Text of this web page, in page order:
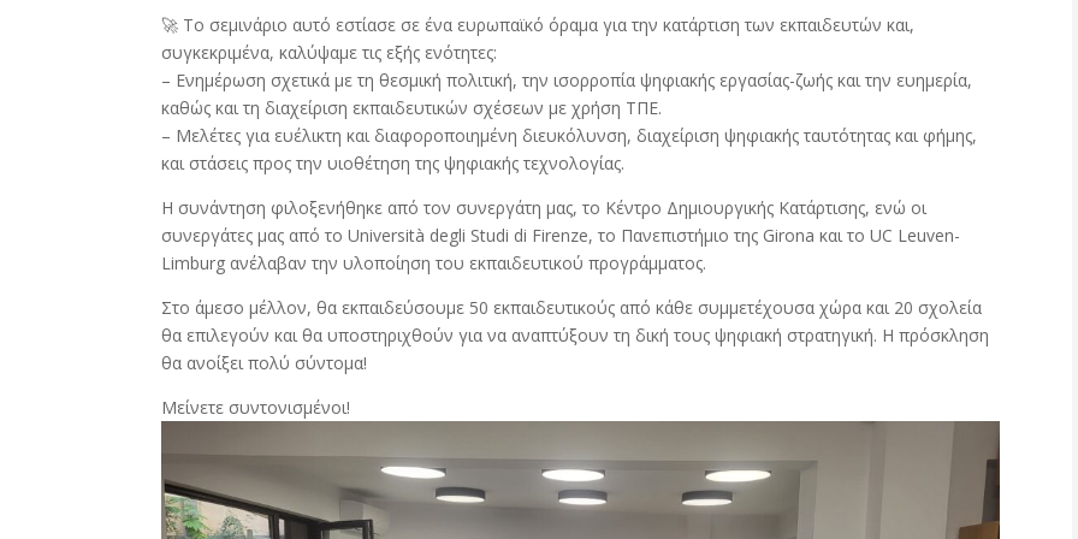
🚀 Το σεμινάριο αυτό εστίασε σε ένα ευρωπαϊκό όραμα για την κατάρτιση των εκπαιδευτών και,
συγκεκριμένα, καλύψαμε τις εξής ενότητες:
– Ενημέρωση σχετικά με τη θεσμική πολιτική, την ισορροπία ψηφιακής εργασίας-ζωής και την ευημερία,
καθώς και τη διαχείριση εκπαιδευτικών σχέσεων με χρήση ΤΠΕ.
– Μελέτες για ευέλικτη και διαφοροποιημένη διευκόλυνση, διαχείριση ψηφιακής ταυτότητας και φήμης,
και στάσεις προς την υιοθέτηση της ψηφιακής τεχνολογίας.
Η συνάντηση φιλοξενήθηκε από τον συνεργάτη μας, το Κέντρο Δημιουργικής Κατάρτισης, ενώ οι
συνεργάτες μας από το Università degli Studi di Firenze, το Πανεπιστήμιο της Girona και το UC Leuven-
Limburg ανέλαβαν την υλοποίηση του εκπαιδευτικού προγράμματος.
Στο άμεσο μέλλον, θα εκπαιδεύσουμε 50 εκπαιδευτικούς από κάθε συμμετέχουσα χώρα και 20 σχολεία
θα επιλεγούν και θα υποστηριχθούν για να αναπτύξουν τη δική τους ψηφιακή στρατηγική. Η πρόσκληση
θα ανοίξει πολύ σύντομα!
Μείνετε συντονισμένοι!